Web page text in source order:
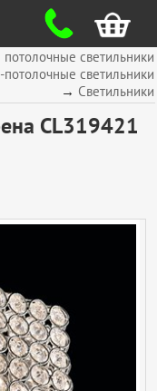
потолочные светильники
светильники
→ Светильники
CL319421